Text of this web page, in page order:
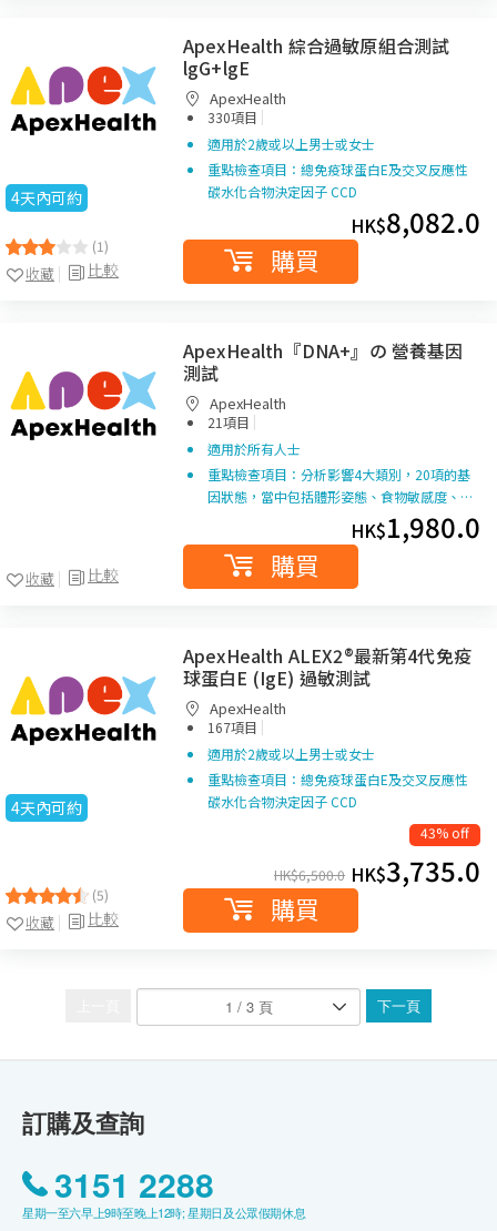
4天內可約
(1)
比較
收藏
ApexHealth 綜合過敏原組合測試
lgG+lgE
ApexHealth
330項目 |
適用於2歲或以上男士或女士
重點檢查項目：總免疫球蛋白E及交叉反應性
碳水化合物決定因子 CCD
HK$8,082.0
購買
比較
收藏
ApexHealth『DNA+』の 營養基因
測試
ApexHealth
21項目 |
適用於所有人士
重點檢查項目：分析影響4大類別，20項的基
因狀態，當中包括體形姿態、食物敏感度、…
HK$1,980.0
購買
4天內可約
(5)
比較
收藏
ApexHealth ALEX2®最新第4代免疫
球蛋白E (IgE) 過敏測試
ApexHealth
167項目 |
適用於2歲或以上男士或女士
重點檢查項目：總免疫球蛋白E及交叉反應性
碳水化合物決定因子 CCD
43% off
HK$6,500.0 HK$3,735.0
購買
下一頁
訂購及查詢
3151 2288
星期一至六早上9時至晚上12時; 星期日及公眾假期休息